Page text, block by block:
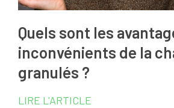
Quels sont les
inconvénients de la
granulés ?
LIRE L'ARTICLE